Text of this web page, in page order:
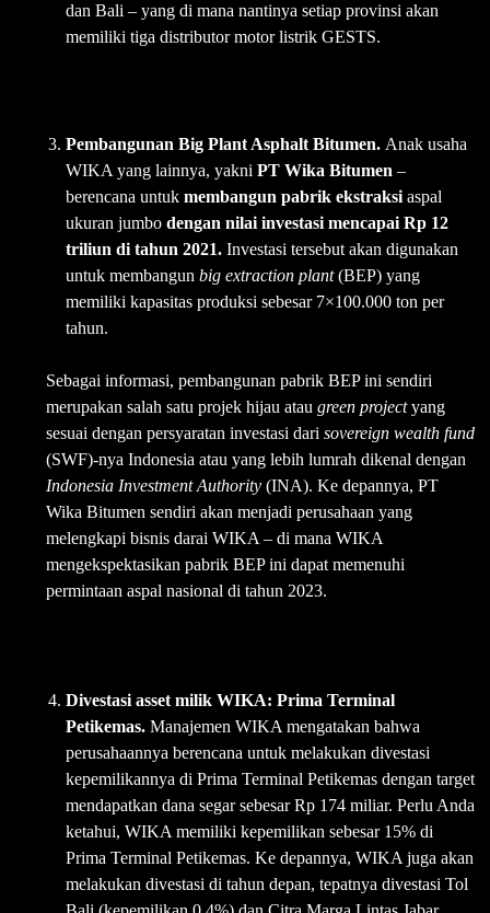
dan Bali – yang di mana nantinya setiap provinsi akan
memiliki tiga distributor motor listrik GESTS.
Pembangunan Big Plant Asphalt Bitumen. Anak usaha
WIKA yang lainnya, yakni PT Wika Bitumen –
berencana untuk membangun pabrik ekstraksi aspal
ukuran jumbo dengan nilai investasi mencapai Rp 12
triliun di tahun 2021. Investasi tersebut akan digunakan
untuk membangun big extraction plant(BEP) yang
memiliki kapasitas produksi sebesar 7×100.000 ton per
tahun.
Sebagai informasi, pembangunan pabrik BEP ini sendiri
merupakan salah satu projek hijau atau green projectyang
sesuai dengan persyaratan investasi dari sovereign wealth fund
(SWF)-nya Indonesia atau yang lebih lumrah dikenal dengan
Indonesia Investment Authority (INA). Ke depannya, PT
Wika Bitumen sendiri akan menjadi perusahaan yang
melengkapi bisnis darai WIKA – di mana WIKA
mengekspektasikan pabrik BEP ini dapat memenuhi
permintaan aspal nasional di tahun 2023.
Divestasi asset milik WIKA: Prima Terminal
Petikemas. Manajemen WIKA mengatakan bahwa
perusahaannya berencana untuk melakukan divestasi
kepemilikannya di Prima Terminal Petikemas dengan target
mendapatkan dana segar sebesar Rp 174 miliar. Perlu Anda
ketahui, WIKA memiliki kepemilikan sebesar 15% di
Prima Terminal Petikemas. Ke depannya, WIKA juga akan
melakukan divestasi di tahun depan, tepatnya divestasi Tol